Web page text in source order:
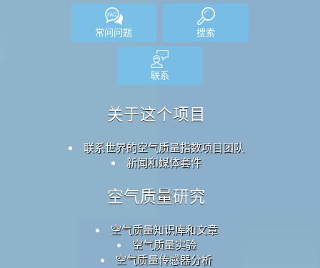
常问问题 搜索
联系
关于这个项目
联系世界的空气质量指数项目团队
新闻和媒体套件
空气质量研究
空气质量知识库和文章
空气质量实验
空气质量传感器分析